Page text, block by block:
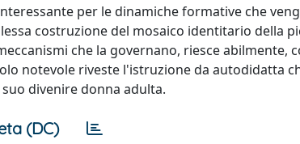
per le dinamiche formative che
costruzione del mosaico identitario della
che la governano, riesce abilmente,
notevole riveste l'istruzione da autodidatta
divenire donna adulta.
(DC)